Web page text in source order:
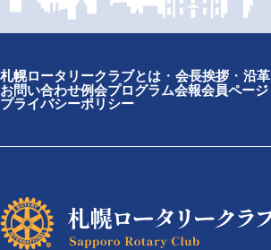
札幌ロータリークラブとは 会長挨拶 沿革
お問い合わせ例会プログラム会報会員ページ
プライバシーポリシー